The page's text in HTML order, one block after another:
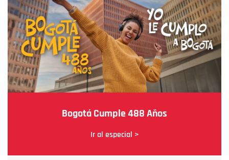
Bogotá Cumple 488 Años
Ir al especial >